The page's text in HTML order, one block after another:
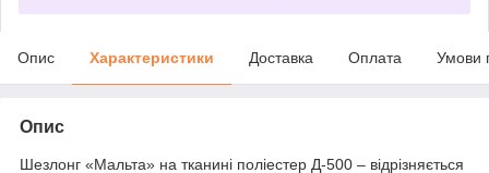
Опис Характеристики Доставка Оплата Умови
Опис
Шезлонг «Мальта» на тканині поліестер Д-500 – відрізняється